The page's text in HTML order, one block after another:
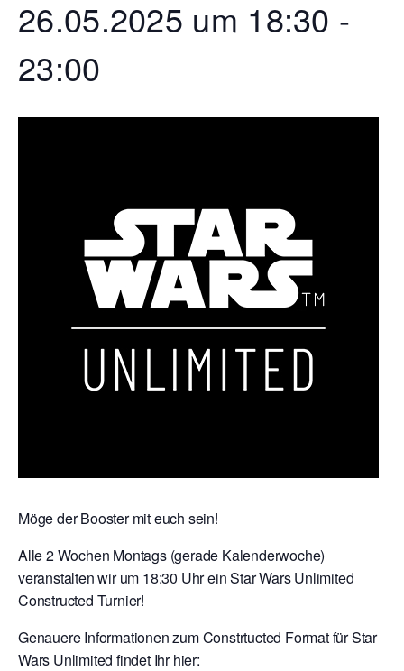
26.05.2025 um 18:30 -
23:00
Möge der Booster mit euch sein!
Alle 2 Wochen Montags (gerade Kalenderwoche)
veranstalten wir um 18:30 Uhr ein Star Wars Unlimited
Constructed Turnier!
Genauere Informationen zum Constrtucted Format für Star
Wars Unlimited findet Ihr hier: